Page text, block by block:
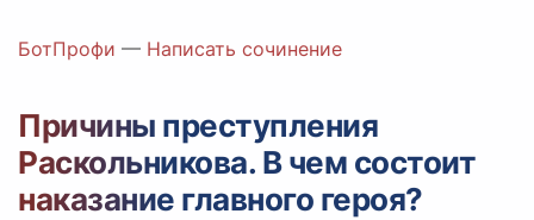
Цены
Вход с Telegram
БотПрофи — Написать сочинение
Причины преступления
Раскольникова. В чем состоит
наказание главного героя?